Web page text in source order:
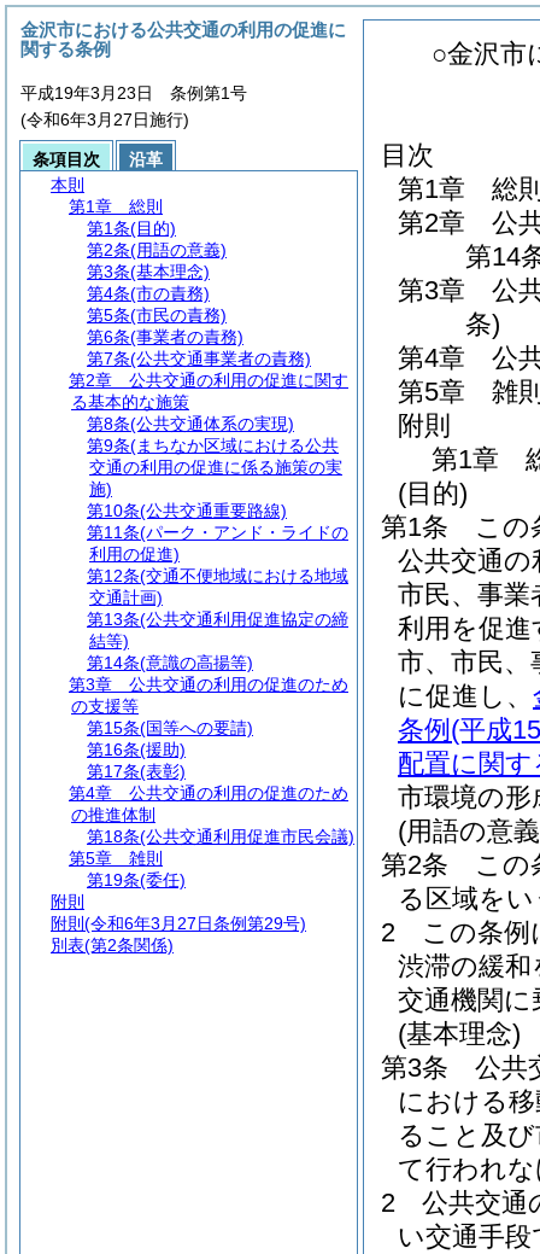
○金沢市
目次
第1章
総
第2章
公
第14
第3章
公
条)
第4章
公
第5章
雑
附則
第1章
(目的)
第1条
この
公共交通
市民、事
利用を促
市、市民
に促進し、
条例 (平成
配置に関す
市環境の
(用語の意
第2条
この
る区域を
2
この条
渋滞の緩
交通機関
(基本理念)
第3条
公共
における
ること及
て行われ
2
公共交通
い交通手
金沢市における公共交通の利用の促進に
関する条例
平成19年3月23日 条例第1号
(令和6年3月27日施行)
条項目次
沿革
本則
第1章
総則
第1条(目的)
第2条(用語の意義)
第3条(基本理念)
第4条(市の責務)
第5条(市民の責務)
第6条(事業者の責務)
第7条(公共交通事業者の責務)
第2章
公共交通の利用の促進に関す
る基本的な施策
第8条(公共交通体系の実現)
第9条(まちなか区域における公共
交通の利用の促進に係る施策の実
施)
第10条(公共交通重要路線)
第11条(パーク・アンド・ライドの
利用の促進)
第12条(交通不便地域における地域
交通計画)
第13条(公共交通利用促進協定の締
結等)
第14条(意識の高揚等)
第3章
公共交通の利用の促進のため
の支援等
第15条(国等への要請)
第16条(援助)
第17条(表彰)
第4章
公共交通の利用の促進のため
の推進体制
第18条(公共交通利用促進市民会議)
第5章
雑則
第19条(委任)
附則
附則 (令和6年3月27日条例第29号)
別表(第2条関係)